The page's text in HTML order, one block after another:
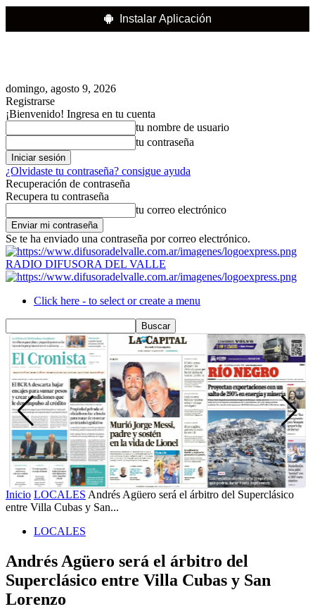
Instalar Aplicación
domingo, agosto 9, 2026
Registrarse
¡Bienvenido! Ingresa en tu cuenta
tu nombre de usuario
tu contraseña
¿Olvidaste tu contraseña? consigue ayuda
Recuperación de contraseña
Recupera tu contraseña
tu correo electrónico
Se te ha enviado una contraseña por correo electrónico.
RADIO DIFUSORA DEL VALLE
Click here - to select or create a menu
Inicio LOCALES Andrés Agüero será el árbitro del Superclásico
entre Villa Cubas y San...
LOCALES
Andrés Agüero será el árbitro del
Superclásico entre Villa Cubas y San
Lorenzo